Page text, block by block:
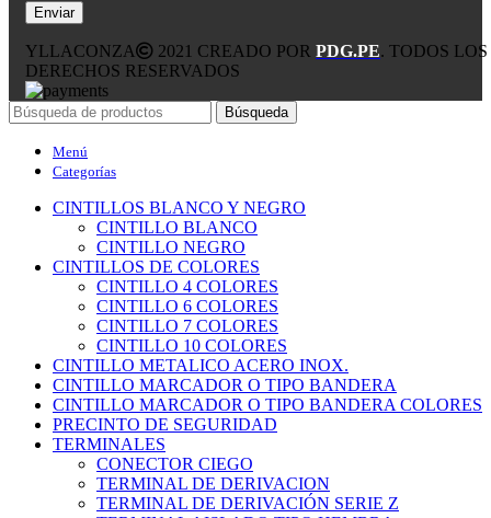
YLLACONZA 2021 CREADO POR PDG.PE. TODOS LOS
DERECHOS RESERVADOS
Búsqueda
Menú
Categorías
CINTILLOS BLANCO Y NEGRO
CINTILLO BLANCO
CINTILLO NEGRO
CINTILLOS DE COLORES
CINTILLO 4 COLORES
CINTILLO 6 COLORES
CINTILLO 7 COLORES
CINTILLO 10 COLORES
CINTILLO METALICO ACERO INOX.
CINTILLO MARCADOR O TIPO BANDERA
CINTILLO MARCADOR O TIPO BANDERA COLORES
PRECINTO DE SEGURIDAD
TERMINALES
CONECTOR CIEGO
TERMINAL DE DERIVACION
TERMINAL DE DERIVACIÓN SERIE Z